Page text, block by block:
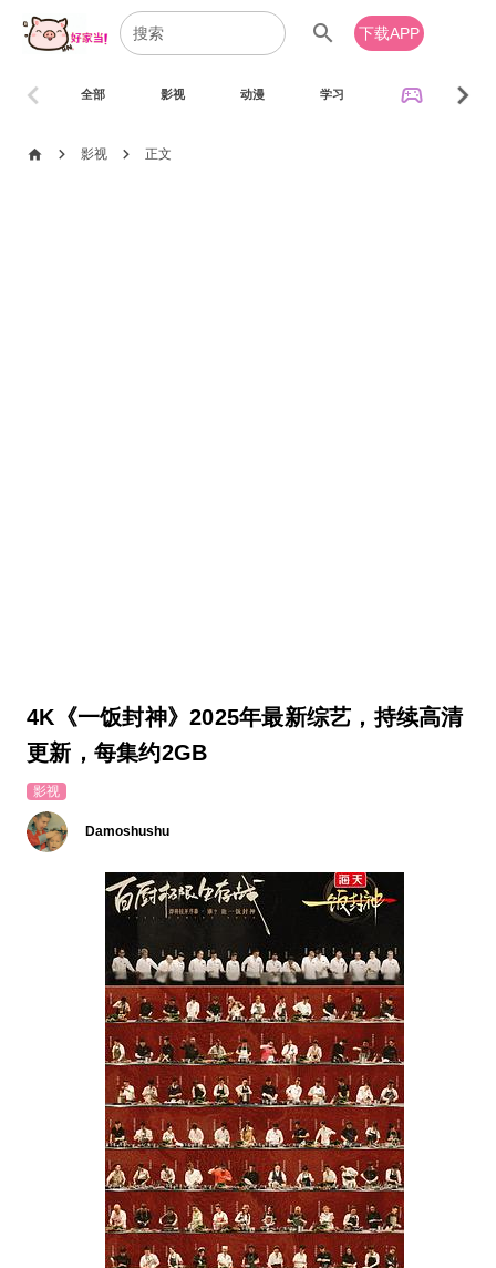
search 下载APP
全部 影视 动漫 学习 sports_esports
chevron_left chevron_right
home chevron_right 影视 chevron_right 正文
4K《一饭封神》2025年最新综艺，持续高清
更新，每集约2GB
影视
Damoshushu